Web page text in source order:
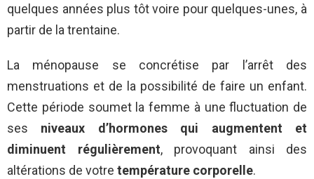
quelques années plus tôt voire pour quelques-unes, à
partir de la trentaine.
La ménopause se concrétise par l’arrêt des
menstruations et de la possibilité de faire un enfant.
Cette période soumet la femme à une fluctuation de
ses niveaux d’hormones qui augmentent et
diminuent régulièrement, provoquant ainsi des
altérations de votre température corporelle.